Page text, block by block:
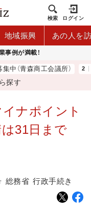
検索 ログイン
地域振興 あの人を
事例が満載！
中（青森商工会議所）
探す
ナポイント
31日まで
総務省 行政手続き